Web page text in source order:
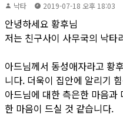
낙타 2019-07-18 오후 18:03
안녕하세요 황후님
저는 친구사이 사무국의 낙타
아드님께서 동성애자라고 황
니다. 더욱이 집안에 알리기
아드님에 대한 측은한 마음
한 마음이 드실 것 같습니다.